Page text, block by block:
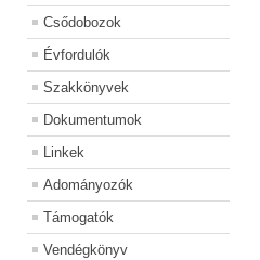
Csődobozok
Évfordulók
Szakkönyvek
Dokumentumok
Linkek
Adományozók
Támogatók
Vendégkönyv